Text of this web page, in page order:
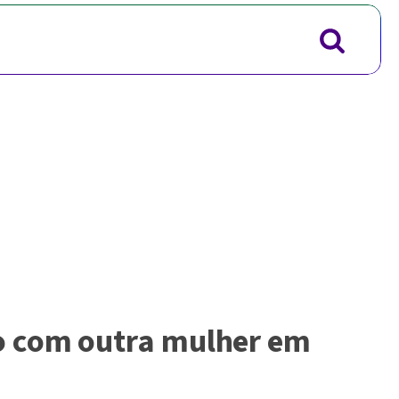
outra mulher em